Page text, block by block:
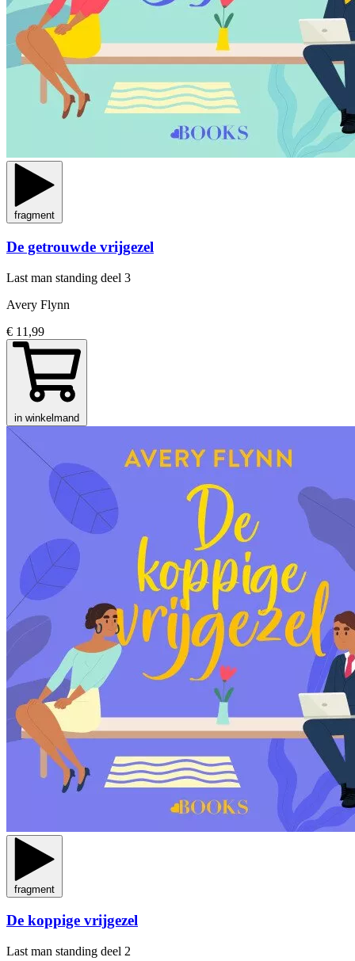
fragment
De getrouwde vrijgezel
Last man standing deel 3
Avery Flynn
€ 11,99
in winkelmand
fragment
De koppige vrijgezel
Last man standing deel 2